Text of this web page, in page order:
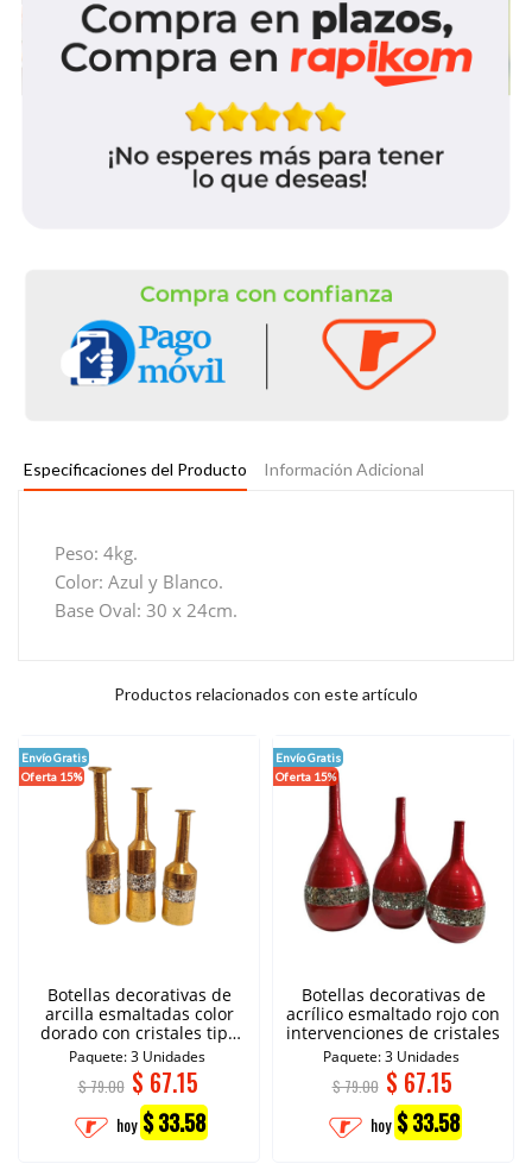
Especificaciones del Producto Información Adicional
Peso: 4kg.
Color: Azul y Blanco.
Base Oval: 30 x 24cm.
Productos relacionados con este artículo
Envío Gratis
Oferta 15%
Botellas decorativas de
arcilla esmaltadas color
dorado con cristales tipo
espejo
Paquete: 3 Unidades
$ 79.00 $ 67.15
hoy $ 33.58
Envío Gratis
Oferta 15%
Botellas decorativas de
acrílico esmaltado rojo con
intervenciones de cristales
Paquete: 3 Unidades
$ 79.00 $ 67.15
hoy $ 33.58